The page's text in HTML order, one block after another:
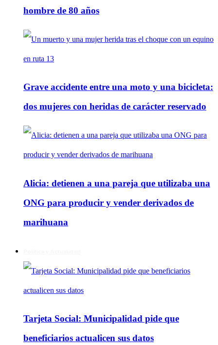
hombre de 80 años
Grave accidente entre una moto y una bicicleta:
dos mujeres con heridas de carácter reservado
Alicia: detienen a una pareja que utilizaba una
ONG para producir y vender derivados de
marihuana
Tarjeta Social: Municipalidad pide que
beneficiarios actualicen sus datos